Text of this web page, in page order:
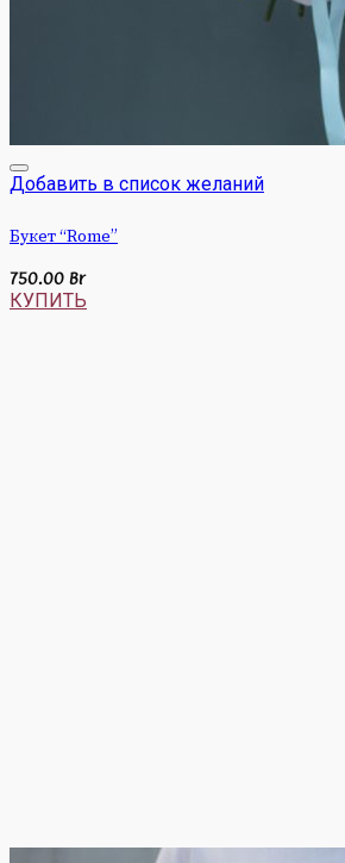
Добавить в список желаний
Букет “Rome”
750.00 Br
КУПИТЬ